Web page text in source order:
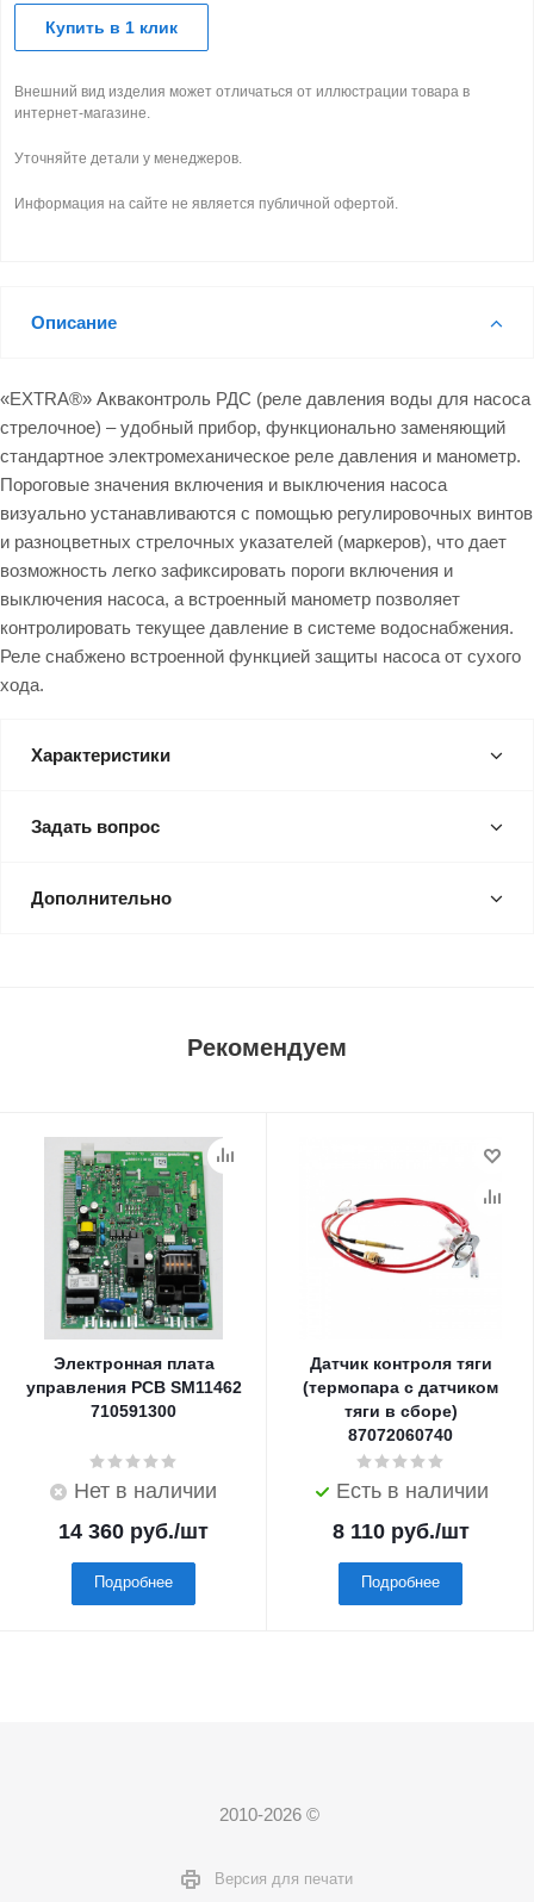
Купить в 1 клик
Внешний вид изделия может отличаться от иллюстрации товара в
интернет-магазине.
Уточняйте детали у менеджеров.
Информация на сайте не является публичной офертой.
Описание
«EXTRA®» Акваконтроль РДС (реле давления воды для насоса
стрелочное) – удобный прибор, функционально заменяющий
стандартное электромеханическое реле давления и манометр.
Пороговые значения включения и выключения насоса
визуально устанавливаются с помощью регулировочных винтов
и разноцветных стрелочных указателей (маркеров), что дает
возможность легко зафиксировать пороги включения и
выключения насоса, а встроенный манометр позволяет
контролировать текущее давление в системе водоснабжения.
Реле снабжено встроенной функцией защиты насоса от сухого
хода.
Характеристики
Задать вопрос
Дополнительно
Рекомендуем
Электронная плата
управления PCB SM11462
710591300
Нет в наличии
14 360 руб./шт
Подробнее
Датчик контроля тяги
(термопара с датчиком
тяги в сборе)
87072060740
Есть в наличии
8 110руб./шт
Подробнее
2010-2026 ©
Версия для печати